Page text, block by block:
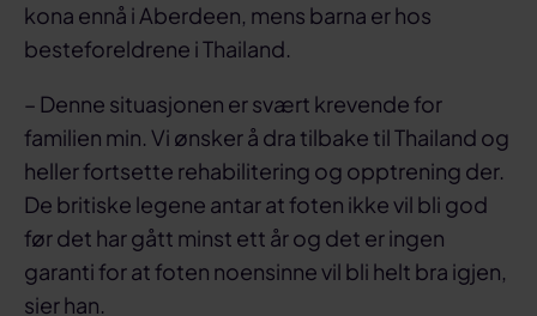
kona ennå i Aberdeen, mens barna er hos
besteforeldrene i Thailand.
– Denne situasjonen er svært krevende for
familien min. Vi ønsker å dra tilbake til Thailand og
heller fortsette rehabilitering og opptrening der.
De britiske legene antar at foten ikke vil bli god
før det har gått minst ett år og det er ingen
garanti for at foten noensinne vil bli helt bra igjen,
sier han.